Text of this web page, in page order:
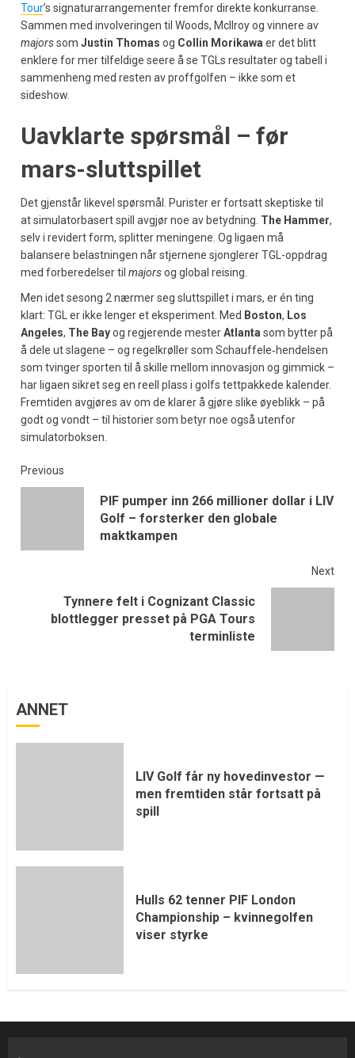
Tour’s signaturarrangementer fremfor direkte konkurranse.
Sammen med involveringen til Woods, McIlroy og vinnere av
majorssom Justin Thomas og Collin Morikawa er det blitt
enklere for mer tilfeldige seere å se TGLs resultater og tabell i
sammenheng med resten av proffgolfen – ikke som et
sideshow.
Uavklarte spørsmål – før
mars-sluttspillet
Det gjenstår likevel spørsmål. Purister er fortsatt skeptiske til
at simulatorbasert spill avgjør noe av betydning. The Hammer,
selv i revidert form, splitter meningene. Og ligaen må
balansere belastningen når stjernene sjonglerer TGL-oppdrag
med forberedelser til majorsog global reising.
Men idet sesong 2 nærmer seg sluttspillet i mars, er én ting
klart: TGL er ikke lenger et eksperiment. Med Boston, Los
Angeles, The Bayog regjerende mesterAtlanta som bytter på
å dele ut slagene – og regelkrøller som Schauffele‑hendelsen
som tvinger sporten til å skille mellom innovasjon og gimmick –
har ligaen sikret seg en reell plass i golfs tettpakkede kalender.
Fremtiden avgjøres av om de klarer å gjøre slike øyeblikk – på
godt og vondt – til historier som betyr noe også utenfor
simulatorboksen.
Previous
PIF pumper inn 266 millioner dollar i LIV
Golf – forsterker den globale
maktkampen
Next
Tynnere felt i Cognizant Classic
blottlegger presset på PGA Tours
terminliste
ANNET
LIV Golf får ny hovedinvestor —
men fremtiden står fortsatt på
spill
Hulls 62 tenner PIF London
Championship – kvinnegolfen
viser styrke